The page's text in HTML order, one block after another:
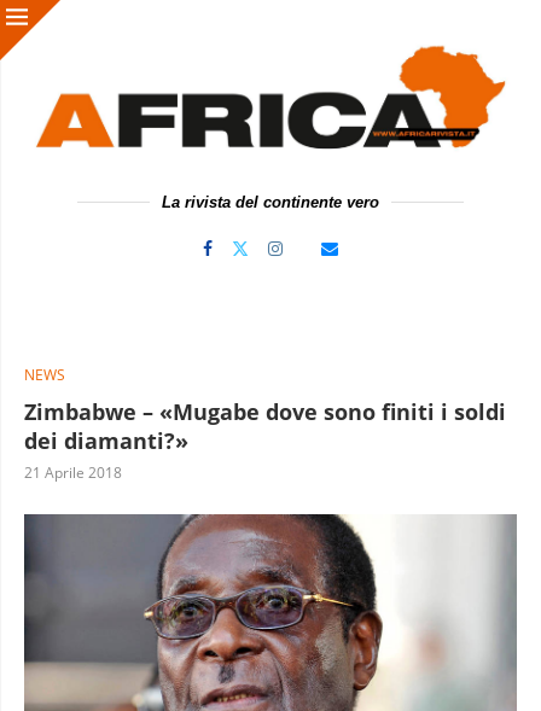
La rivista del continente vero
NEWS
Zimbabwe – «Mugabe dove sono finiti i soldi
dei diamanti?»
21 Aprile 2018